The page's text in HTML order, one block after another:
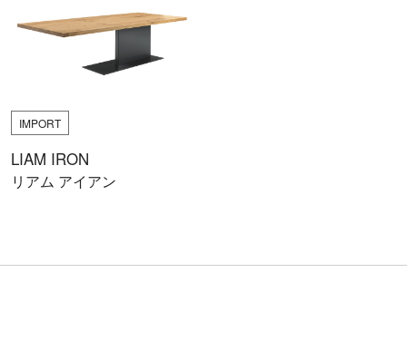
IMPORT
LIAM IRON
リアム アイアン